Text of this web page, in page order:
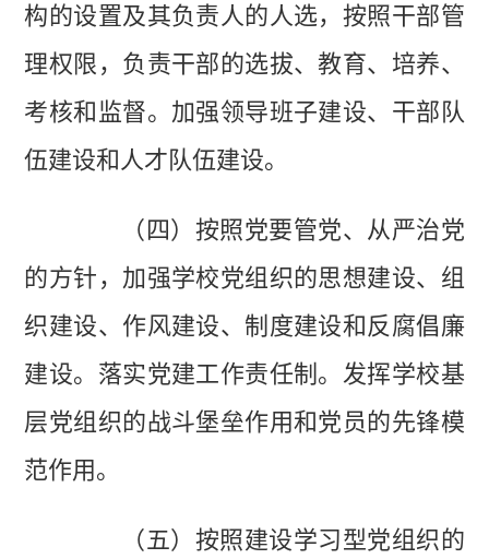
构的设置及其负责人的人选，按照干部管
理权限，负责干部的选拔、教育、培养、
考核和监督。加强领导班子建设、干部队
伍建设和人才队伍建设。
（四）按照党要管党、从严治党
的方针，加强学校党组织的思想建设、组
织建设、作风建设、制度建设和反腐倡廉
建设。落实党建工作责任制。发挥学校基
层党组织的战斗堡垒作用和党员的先锋模
范作用。
（五）按照建设学习型党组织的